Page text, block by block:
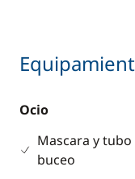
Ocio
Mascara y tubo
buceo